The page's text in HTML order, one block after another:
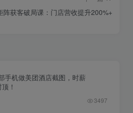
获客破局课：门店营收提升200%+
手机做美团酒店截图，时薪
！
3497